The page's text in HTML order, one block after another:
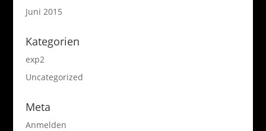
Juni 2015
Kategorien
exp2
Uncategorized
Meta
Anmelden